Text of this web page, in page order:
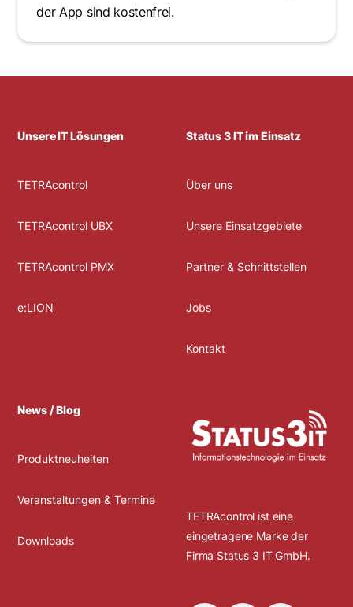
der App sind kostenfrei.
Unsere IT Lösungen
TETRAcontrol
TETRAcontrol UBX
TETRAcontrol PMX
e:LION
Status 3 IT im Einsatz
Über uns
Unsere Einsatzgebiete
Partner & Schnittstellen
Jobs
Kontakt
News / Blog
Produktneuheiten
Veranstaltungen & Termine
Downloads
TETRAcontrol ist eine
eingetragene Marke der
Firma Status 3 IT GmbH.